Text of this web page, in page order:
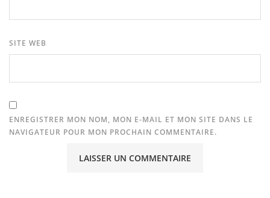
SITE WEB
ENREGISTRER MON NOM, MON E-MAIL ET MON SITE DANS LE
NAVIGATEUR POUR MON PROCHAIN COMMENTAIRE.